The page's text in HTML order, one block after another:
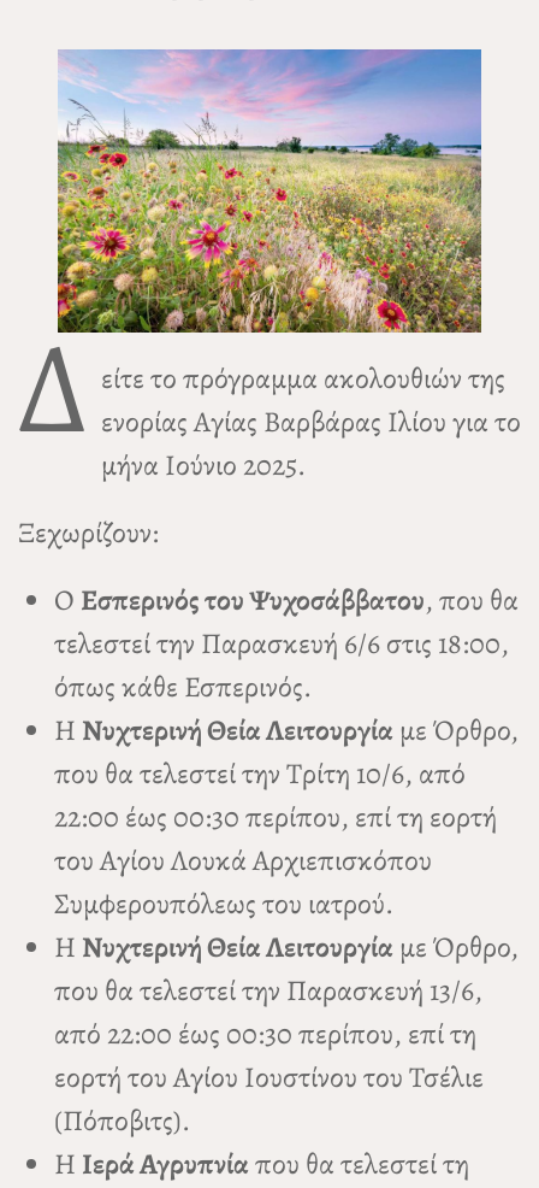
Δ είτε το πρόγραμμα ακολουθιών της
ενορίας Αγίας Βαρβάρας Ιλίου για το
μήνα Ιούνιο 2025.
Ξεχωρίζουν:
Ο Εσπερινός του Ψυχοσάββατου, που θα
τελεστεί την Παρασκευή 6/6 στις 18:00,
όπως κάθε Εσπερινός.
Η Νυχτερινή Θεία Λειτουργίαμε Όρθρο,
που θα τελεστεί την Τρίτη 10/6, από
22:00 έως 00:30 περίπου, επί τη εορτή
του Αγίου Λουκά Αρχιεπισκόπου
Συμφερουπόλεως του ιατρού.
Η Νυχτερινή Θεία Λειτουργίαμε Όρθρο,
που θα τελεστεί την Παρασκευή 13/6,
από 22:00 έως 00:30 περίπου, επί τη
εορτή του Αγίου Ιουστίνου του Τσέλιε
(Πόποβιτς).
Η Ιερά Αγρυπνίαπου θα τελεστεί τη